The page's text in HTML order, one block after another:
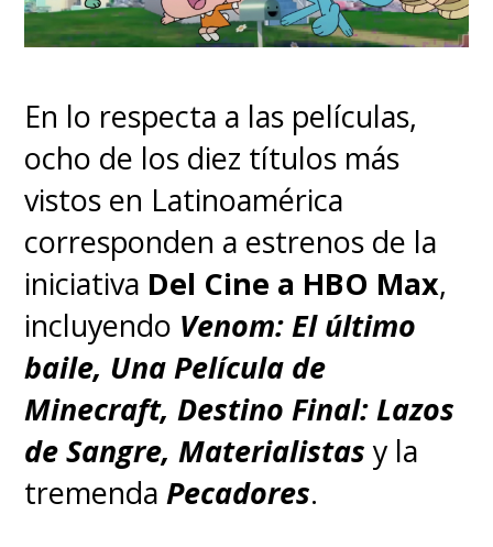
En lo respecta a las películas,
ocho de los diez títulos más
vistos en Latinoamérica
corresponden a estrenos de la
iniciativa Del Cine a HBO Max,
incluyendo Venom: El último
baile, Una Película de
Minecraft, Destino Final: Lazos
de Sangre, Materialistas y la
tremendaPecadores.